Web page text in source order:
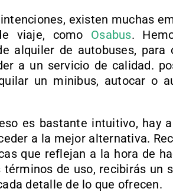
existen muchas
viaje, como Osabus.
alquiler de autobuses, para
a un servicio de calidad.
un minibus, autocar o
es bastante intuitivo, hay
a la mejor alternativa.
que reflejan a la hora de
de uso, recibirás un
detalle de lo que ofrecen.